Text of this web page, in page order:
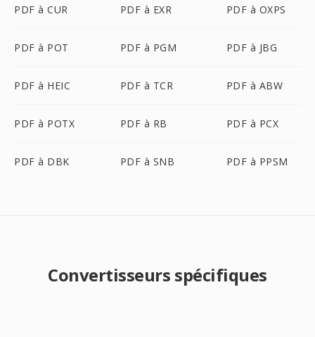
PDF à CUR PDF à EXR PDF à OXPS
PDF à POT PDF à PGM PDF à JBG
PDF à HEIC PDF à TCR PDF à ABW
PDF à POTX PDF à RB PDF à PCX
PDF à DBK PDF à SNB PDF à PPSM
Convertisseurs spécifiques